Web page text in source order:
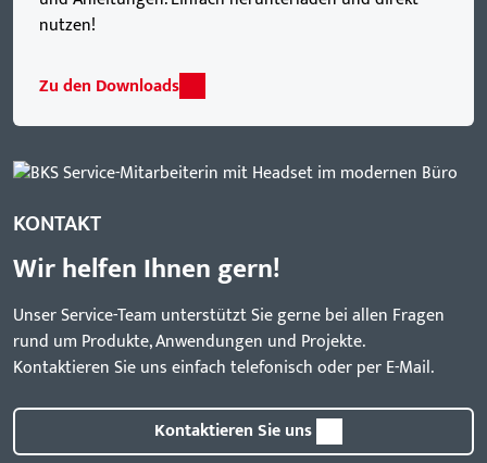
nutzen!
Zu den Downloads
KONTAKT
Wir helfen Ihnen gern!
Unser Service-Team unterstützt Sie gerne bei allen Fragen
rund um Produkte, Anwendungen und Projekte.
Kontaktieren Sie uns einfach telefonisch oder per E-Mail.
Kontaktieren Sie uns